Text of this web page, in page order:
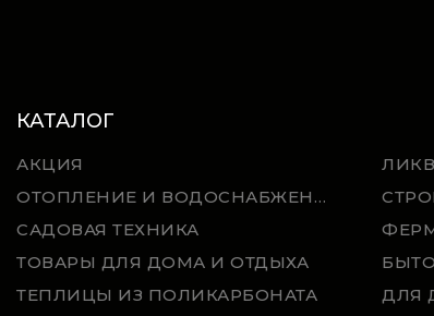
КАТАЛОГ
АКЦИЯ
ОТОПЛЕНИЕ И ВОДОСНАБЖЕНИЕ
САДОВАЯ ТЕХНИКА
ТОВАРЫ ДЛЯ ДОМА И ОТДЫХА
ТЕПЛИЦЫ ИЗ ПОЛИКАРБОНАТА
ДЛЯ